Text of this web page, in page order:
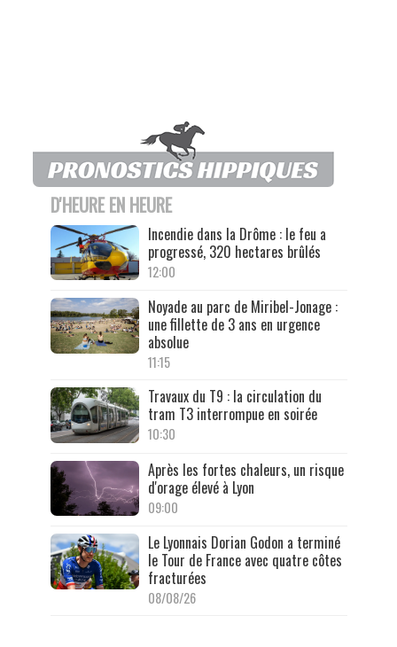
D'HEURE EN HEURE
Incendie dans la Drôme : le feu a
progressé, 320 hectares brûlés
12:00
Noyade au parc de Miribel-Jonage :
une fillette de 3 ans en urgence
absolue
11:15
Travaux du T9 : la circulation du
tram T3 interrompue en soirée
10:30
Après les fortes chaleurs, un risque
d'orage élevé à Lyon
09:00
Le Lyonnais Dorian Godon a terminé
le Tour de France avec quatre côtes
fracturées
08/08/26